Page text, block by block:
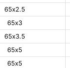
65х2.5
65х3
65х3.5
65х5
65х5